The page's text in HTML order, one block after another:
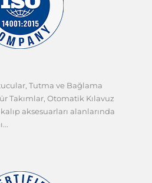
Tutma ve Bağlama
Takımlar, Otomatik Kılavuz
aksesuarları alanlarında